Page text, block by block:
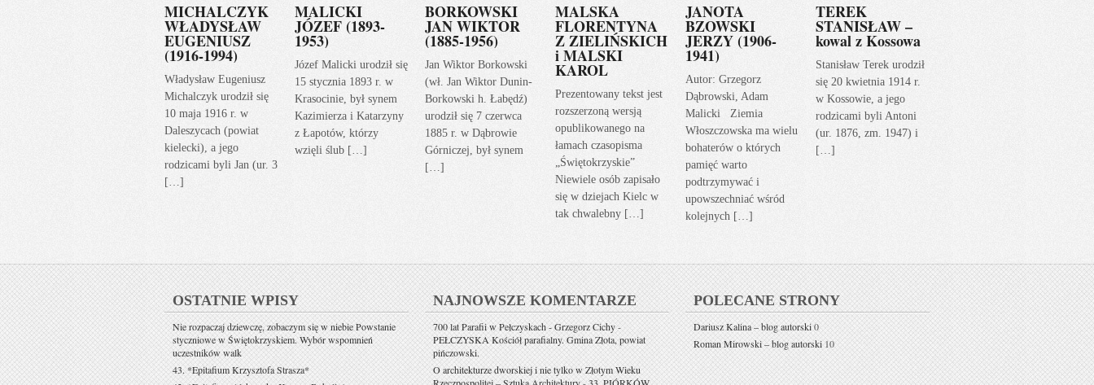
MICHALCZYK
WŁADYSŁAW
EUGENIUSZ
(1916-1994)
Władysław Eugeniusz
Michalczyk urodził się
10 maja 1916 r. w
Daleszycach (powiat
kielecki), a jego
rodzicami byli Jan (ur. 3
[…]
MALICKI
JÓZEF (1893-
1953)
Józef Malicki urodził się
15 stycznia 1893 r. w
Krasocinie, był synem
Kazimierza i Katarzyny
z Łapotów, którzy
wzięli ślub […]
BORKOWSKI
JAN WIKTOR
(1885-1956)
Jan Wiktor Borkowski
(wł. Jan Wiktor Dunin-
Borkowski h. Łabędź)
urodził się 7 czerwca
1885 r. w Dąbrowie
Górniczej, był synem
[…]
MALSKA
FLORENTYNA
Z ZIELIŃSKICH
i MALSKI
KAROL
Prezentowany tekst jest
rozszerzoną wersją
opublikowanego na
łamach czasopisma
„Świętokrzyskie”
Niewiele osób zapisało
się w dziejach Kielc w
tak chwalebny […]
JANOTA
BZOWSKI
JERZY (1906-
1941)
Autor: Grzegorz
Dąbrowski, Adam
Malicki Ziemia
Włoszczowska ma wielu
bohaterów o których
pamięć warto
podtrzymywać i
upowszechniać wśród
kolejnych […]
TEREK
STANISŁAW –
kowal z Kossowa
Stanisław Terek urodził
się 20 kwietnia 1914 r.
w Kossowie, a jego
rodzicami byli Antoni
(ur. 1876, zm. 1947) i
[…]
OSTATNIE WPISY
Nie rozpaczaj dziewczę, zobaczym się w niebie Powstanie
styczniowe w Świętokrzyskiem. Wybór wspomnień
uczestników walk
43. *Epitafium Krzysztofa Strasza*
NAJNOWSZE KOMENTARZE
700 lat Parafii w Pełczyskach - Grzegorz Cichy-
PEŁCZYSKA Kościół parafialny. Gmina Złota, powiat
pińczowski.
O architekturze dworskiej i nie tylko w Złotym Wieku
POLECANE STRONY
Dariusz Kalina – blog autorski0
Roman Mirowski – blog autorski 10